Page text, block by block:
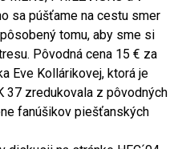
sa púšťame na cestu smer
tomu, aby sme si
Pôvodná cena 15 € za
Eve Kollárikovej, ktorá je
37 zredukovala z pôvodných
fanúšikov piešťanských